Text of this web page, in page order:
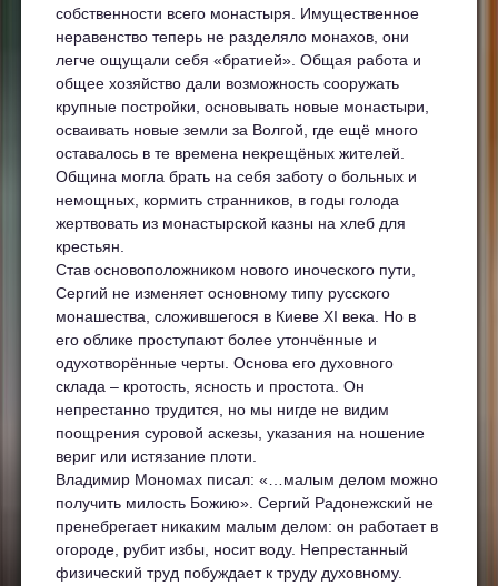
собственности всего монастыря. Имущественное
неравенство теперь не разделяло монахов, они
легче ощущали себя «братией». Общая работа и
общее хозяйство дали возможность сооружать
крупные постройки, основывать новые монастыри,
осваивать новые земли за Волгой, где ещё много
оставалось в те времена некрещёных жителей.
Община могла брать на себя заботу о больных и
немощных, кормить странников, в годы голода
жертвовать из монастырской казны на хлеб для
крестьян.
Став основоположником нового иноческого пути,
Сергий не изменяет основному типу русского
монашества, сложившегося в Киеве XI века. Но в
его облике проступают более утончённые и
одухотворённые черты. Основа его духовного
склада – кротость, ясность и простота. Он
непрестанно трудится, но мы нигде не видим
поощрения суровой аскезы, указания на ношение
вериг или истязание плоти.
Владимир Мономах писал: «…малым делом можно
получить милость Божию». Сергий Радонежский не
пренебрегает никаким малым делом: он работает в
огороде, рубит избы, носит воду. Непрестанный
физический труд побуждает к труду духовному.